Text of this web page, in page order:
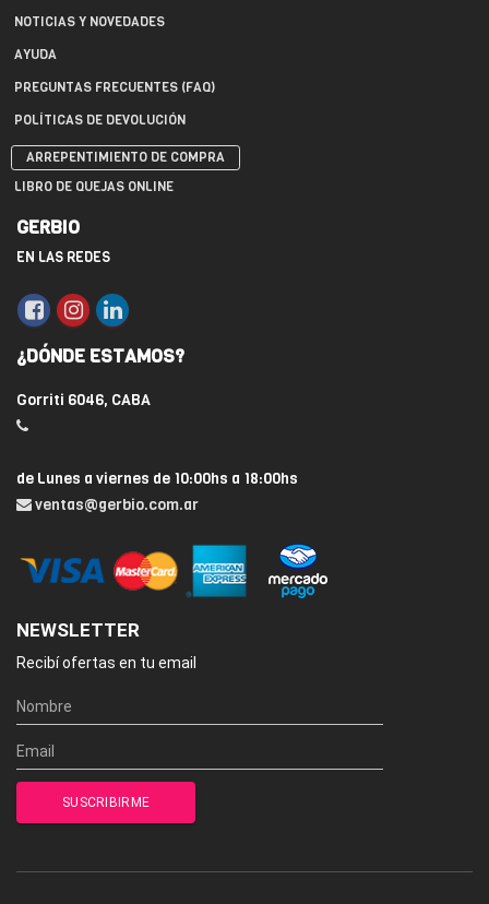
NOTICIAS Y NOVEDADES
AYUDA
PREGUNTAS FRECUENTES (FAQ)
POLÍTICAS DE DEVOLUCIÓN
ARREPENTIMIENTO DE COMPRA
LIBRO DE QUEJAS ONLINE
GERBIO
EN LAS REDES
¿DÓNDE ESTAMOS?
Gorriti 6046, CABA
de Lunes a viernes de 10:00hs a 18:00hs
ventas@gerbio.com.ar
NEWSLETTER
Recibí ofertas en tu email